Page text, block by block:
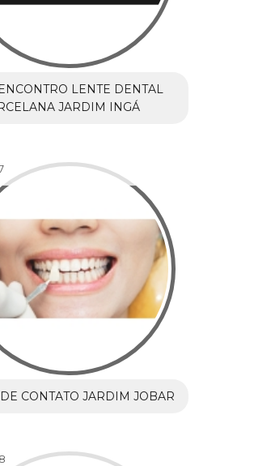
LENTE DENTAL
JARDIM INGÁ
CONTATO JARDIM JOBAR